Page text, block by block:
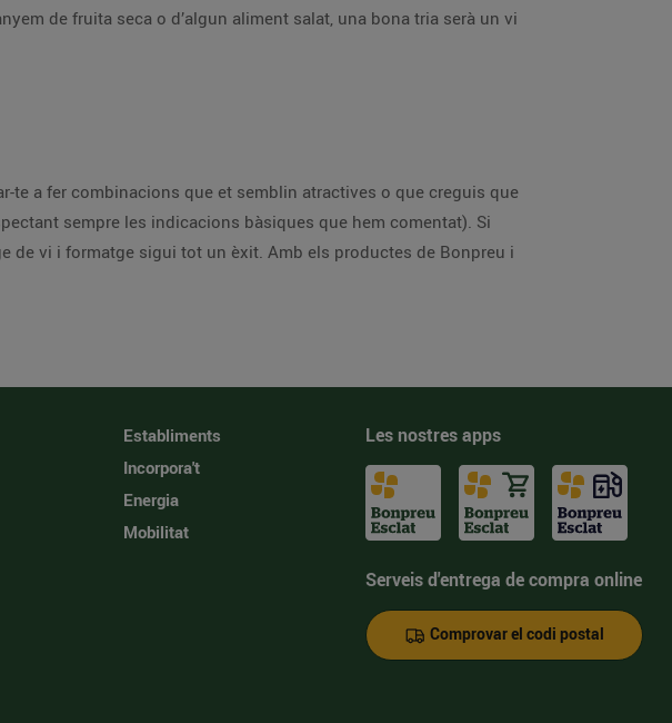
de fruita seca o d’algun aliment salat, una bona tria serà un vi
te a fer combinacions que et semblin atractives o que creguis que
sempre les indicacions bàsiques que hem comentat). Si
de vi i formatge sigui tot un èxit. Amb els productes de Bonpreu i
Establiments
Incorpora't
Energia
Mobilitat
Les nostres apps
Serveis d'entrega de compra online
Comprovar el codi postal